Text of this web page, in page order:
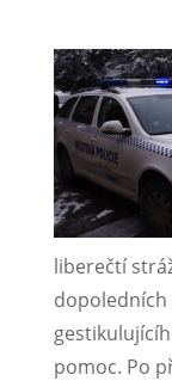
liberečtí
pomoc. Po